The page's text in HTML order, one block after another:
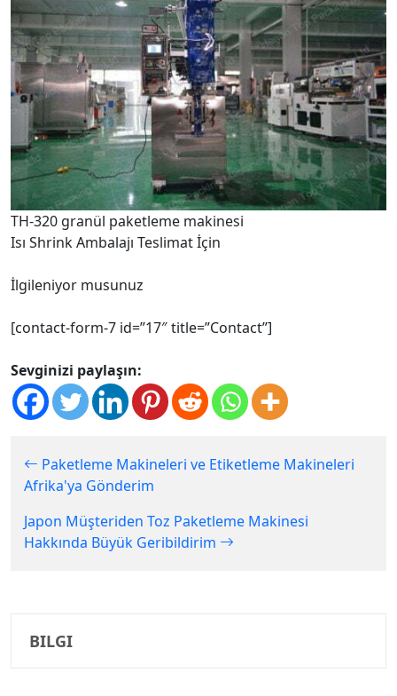
TH-320 granül paketleme makinesi
Isı Shrink Ambalajı Teslimat İçin
İlgileniyor musunuz
[contact-form-7 id=”17″ title=”Contact”]
Sevginizi paylaşın:
Paketleme Makineleri ve Etiketleme Makineleri
Afrika'ya Gönderim
Japon Müşteriden Toz Paketleme Makinesi
Hakkında Büyük Geribildirim
BILGI